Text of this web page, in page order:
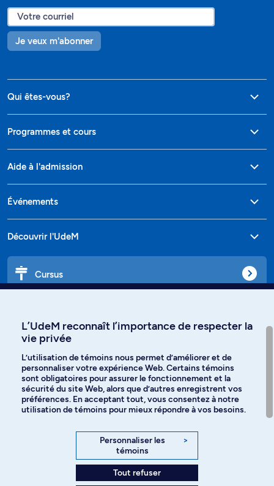
Je veux m'abonner
Qui êtes-vous?
Programmes et cours
Aide à l'admission
Événements
Découvrir l'UdeM
Cursus
Langues
Facebook Instagram
YouTube
L’UdeM reconnaît l’importance de respecter la
vie privée
L’utilisation de témoins nous permet d’améliorer et de
personnaliser votre expérience Web. Certains témoins
sont obligatoires pour assurer le fonctionnement et la
sécurité du site Web, alors que d’autres enregistrent vos
préférences. En acceptant tout, vous consentez à notre
utilisation de témoins pour mieux répondre à vos besoins.
Personnaliser les
témoins
>
Tout refuser